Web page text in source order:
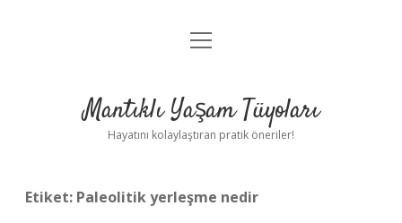
Anasayfa
Yasal Uyarı
menüyü
Mantıklı Yaşam Tüyoları
Hayatını kolaylaştıran pratik öneriler!
Etiket: Paleolitik yerleşme nedir